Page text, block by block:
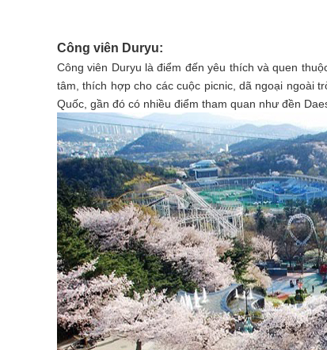
Công viên Duryu:
Công viên Duryu là điểm đến yêu thích và quen
tâm, thích hợp cho các cuộc picnic, dã ngoại ngoài
Quốc, gần đó có nhiều điểm tham quan như đền